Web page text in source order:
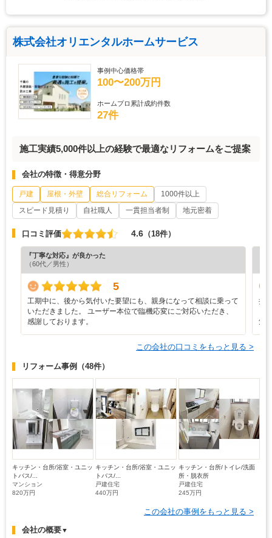
株式会社オリエンタルホームサービス
事例中心価格帯
100〜200万円
ホームプロ累計成約件数
27件
施工実績5,000件以上の経験で最適なリフォームをご提案
会社の特徴・得意分野
戸建 屋根・外壁 総合リフォーム
1000件以上
スピード見積り
自社職人 一貫担当者制 地元密着
口コミ評価 4.6 （18件）
『丁寧な対応』が良かった
（60代／男性）
5
工期中に、後から気付いた要望にも、親身になって相談に乗って
いただきました。 ユーザー本位で臨機応変にご対応いただき、
感謝しております。
担
気
この会社の口コミをもっと見る >
リフォーム事例 （48件）
キッチン・台所/浴室・ユニッ
トバス/...
マンション
820万円
キッチン・台所/浴室・ユニッ
トバス/...
戸建住宅
440万円
キッチン・台所/トイレ/洗面
所・脱衣所
戸建住宅
245万円
この会社の事例をもっと見る >
会社の概要▼